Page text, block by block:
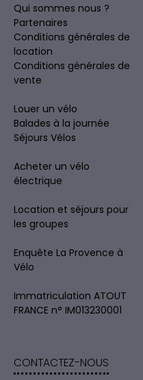
Qui sommes nous ?
Partenaires
Conditions générales de
location
Conditions générales de
vente
Louer un vélo
Balades à la journée
Séjours Vélos
Acheter un vélo
électrique
Location et séjours pour
les groupes
Enquête La Provence à
Vélo
Immatriculation ATOUT
FRANCE n° IM013230001
CONTACTEZ-NOUS